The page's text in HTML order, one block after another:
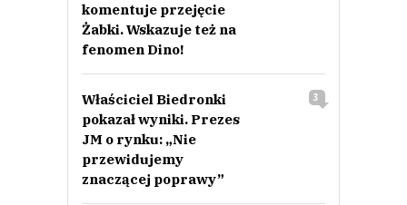
komentuje przejęcie
Żabki. Wskazuje też na
fenomen Dino!
Właściciel Biedronki
pokazał wyniki. Prezes
JM o rynku: „Nie
przewidujemy
znaczącej poprawy”
3